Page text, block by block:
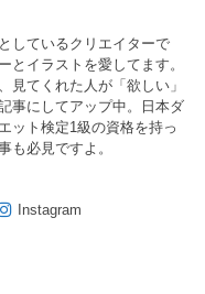
しているクリエイターで
とイラストを愛してます。
見てくれた人が「欲しい」
事にしてアップ中。日本ダ
ット検定1級の資格を持っ
も必見ですよ。
Instagram